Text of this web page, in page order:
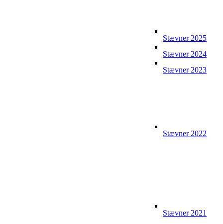
Stævner 2025
Stævner 2024
Stævner 2023
Stævner 2022
Stævner 2021